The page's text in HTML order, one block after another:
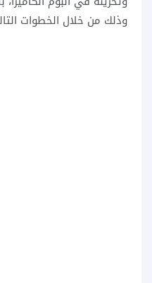
وذلك من خلال الخطوات